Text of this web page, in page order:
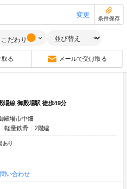
変更
条件保存
こだわり
取る メールで受け取る
レント ペット可(相談) 南向き
をお問い合わせ
場線 御殿場駅 徒歩49分
殿場市中畑
軽量鉄骨 2階建
あり
い合わせ